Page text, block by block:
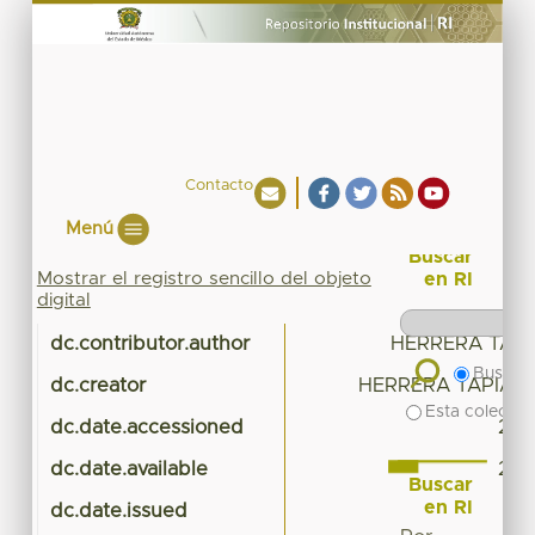
Contacto
Menú
Mostrar el registro sencillo del objeto
digital
dc.contributor.author HERRERA
dc.creator HERRERA TAPIA,
dc.date.accessioned
dc.date.available
dc.date.issued
Buscar
en RI
Buscar
Esta
Buscar
en RI